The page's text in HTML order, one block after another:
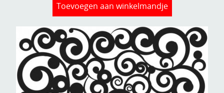
Toevoegen aan winkelmandje